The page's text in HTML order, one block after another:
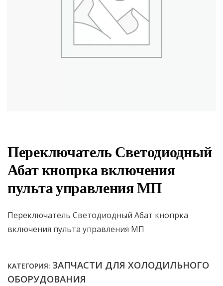
Переключатель Светодиодный
Абат кнопрка включения
пульта управления МП
Переключатель Светодиодный Абат кнопрка
включения пульта управления МП
КАТЕГОРИЯ: ЗАПЧАСТИ ДЛЯ ХОЛОДИЛЬНОГО
ОБОРУДОВАНИЯ